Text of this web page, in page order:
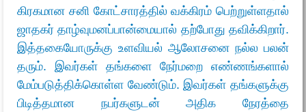
கிரகமான சனி கோட்சாரத்தில் வக்கிரம் பெற்றுள்ளதால்
ஜாதகர் தாழ்வுமனப்பான்மையால் தற்போது தவிக்கிறார்.
இத்தகையோருக்கு உளவியல் ஆலோசனை நல்ல பலன்
தரும். இவர்கள் தங்களை நேர்மறை எண்ணங்களால்
மேம்படுத்திக்கொள்ள வேண்டும். இவர்கள் தங்களுக்கு
பிடித்தமான நபர்களுடன் அதிக நேரத்தை